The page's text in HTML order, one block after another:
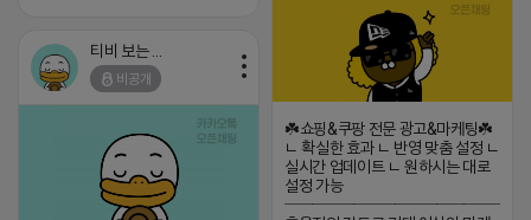
☘️쇼핑&쿠팡 전문 광고&마케팅☘️
ㄴ 확실한 효과 ㄴ 반영 맞춤 설정 ㄴ
실시간 업데이트 ㄴ 원하시는 대로
설정 가능
비공개